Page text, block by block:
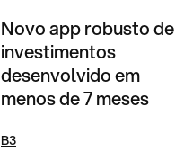
Novo app robusto de
investimentos
desenvolvido em
menos de 7 meses
B3